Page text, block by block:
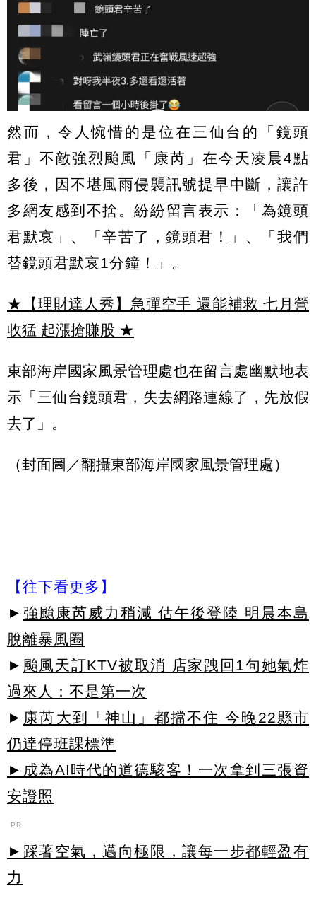
然而，令人惋惜的是位在三仙台的「鏡頭
君」不敵強烈颱風「康芮」在今天凌晨4點
多後，因不堪風雨侵襲訊號提早中斷，讓許
多網友感到不捨。紛紛留言表示：「為鏡頭
君默哀」、「辛苦了，鏡頭君！」、「​​我們
替鏡頭君默哀1分鐘！」。
★【理財達人秀】急彈空手 還能補救 七月營
收猛 起漲搶賺股 ★
東部海岸國家風景管理處也在留言處幽默地表
示「三仙台鏡頭君，失去網路連線了，先放假
去了」。
（封面圖／翻攝東部海岸國家風景管理處）
【往下看更多】
► 強颱康芮威力稍減 估午後登陸 明晨本島
脫離暴風圈
► 颱風天訂KTV被取消 店家跩回1句她氣炸
過來人：不是第一次
► 康芮大到「神山」都擋不住 今晚22縣市
仍達停班課標準
►成為AI時代的道德駭客！一次拿到三張資
安證照
PR
►踩著空氣，邁向極限，讓每一步都輕盈有
力